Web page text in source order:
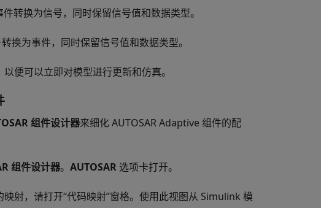
转换为信号，同时保留信号值和数据类型。
换为事件，同时保留信号值和数据类型。
便可以立即对模型进行更新和仿真。
组件设计器来细化 AUTOSAR Adaptive 组件的配
组件设计器。 AUTOSAR 选项卡打开。
射，请打开“代码映射”窗格。使用此视图从 Simulink 模